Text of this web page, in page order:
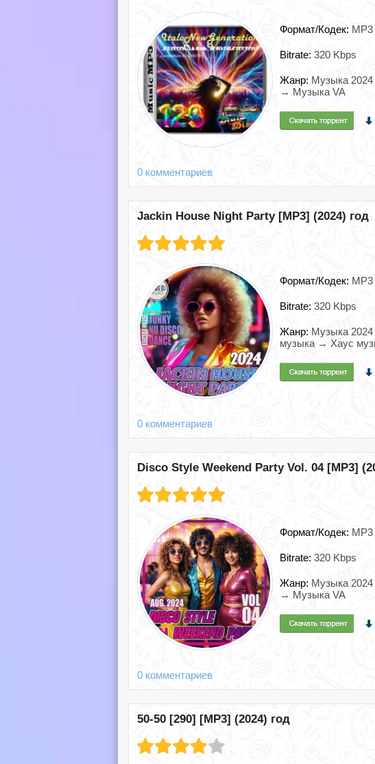
Формат/Кодек: MP3
Bitrate: 320 Kbps
Жанр: Музыка
→ Музыка VA
0 комментариев
Jackin House Night Party [MP3] (2024) год
Формат/Кодек: MP3
Bitrate: 320 Kbps
Жанр: Музыка
музыка → Хаус
0 комментариев
Disco Style Weekend Party Vol. 04 [MP3]
Формат/Кодек: MP3
Bitrate: 320 Kbps
Жанр: Музыка
→ Музыка VA
0 комментариев
50-50 [290] [MP3] (2024) год